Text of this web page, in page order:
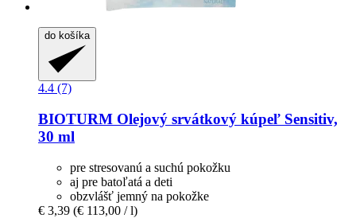
do košíka
4.4 (7)
BIOTURM Olejový srvátkový kúpeľ Sensitiv,
30 ml
pre stresovanú a suchú pokožku
aj pre batoľatá a deti
obzvlášť jemný na pokožke
€ 3,39 (€ 113,00 / l)